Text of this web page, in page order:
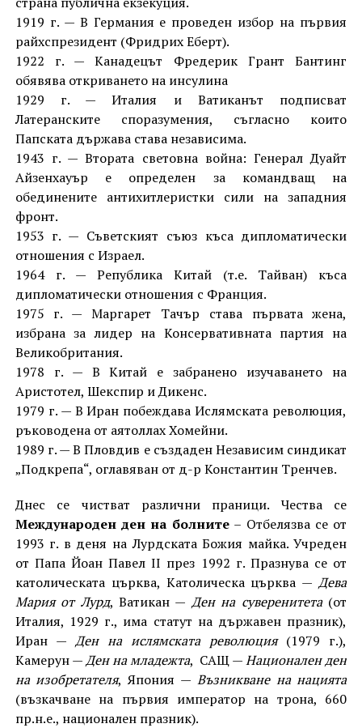
1919 г. — В Германия е проведен избор на първия
райхспрезидент (Фридрих Еберт).
1922 г. — Канадецът Фредерик Грант Бантинг
обявява откриването на инсулина
1929 г. — Италия и Ватиканът подписват
Латеранските споразумения, съгласно които
Папската държава става независима.
1943 г. — Втората световна война: Генерал Дуайт
Айзенхауър е определен за командващ на
обединените антихитлеристки сили на западния
фронт.
1953 г. — Съветският съюз къса дипломатически
отношения с Израел.
1964 г. — Република Китай (т.е. Тайван) къса
дипломатически отношения с Франция.
1975 г. — Маргарет Тачър става първата жена,
избрана за лидер на Консервативната партия на
Великобритания.
1978 г. — В Китай е забранено изучаването на
Аристотел, Шекспир и Дикенс.
1979 г. — В Иран побеждава Ислямската революция,
ръководена от аятоллах Хомейни.
1989 г. — В Пловдив е създаден Независим синдикат
„Подкрепа“, оглавяван от д-р Константин Тренчев.
Днес се чистват различни праници. Чества се
Международен ден на болните– Отбелязва се от
1993 г. в деня на Лурдската Божия майка. Учреден
от Папа Йоан Павел ІІ през 1992 г. Празнува се от
католическата църква, Католическа църква —Дева
Мария от Лурд, Ватикан — Ден на суверенитета(от
Италия, 1929 г., има статут на държавен празник),
Иран — Ден на ислямската революция(1979 г.),
Камерун —Ден на младежта, САЩ —Национален ден
на изобретателя, Япония — Възникване на нацията
(възкачване на първия император на трона, 660
пр.н.е., национален празник).